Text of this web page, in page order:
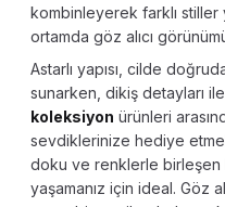
kombinleyerek farklı
ortamda göz alıcı
Astarlı yapısı, cilde
sunarken, dikiş detayları ile
koleksiyon ürünleri
sevdiklerinize hediye
doku ve renklerle birleşen
yaşamanız için ideal. Göz